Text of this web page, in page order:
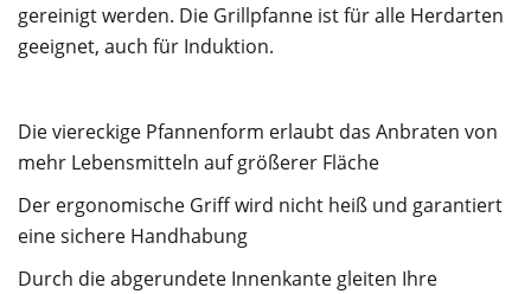
gereinigt werden. Die Grillpfanne ist für alle Herdarten
geeignet, auch für Induktion.
Die viereckige Pfannenform erlaubt das Anbraten von
mehr Lebensmitteln auf größerer Fläche
Der ergonomische Griff wird nicht heiß und garantiert
eine sichere Handhabung
Durch die abgerundete Innenkante gleiten Ihre